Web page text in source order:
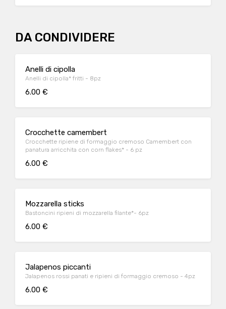
DA CONDIVIDERE
Anelli di cipolla
Anelli di cipolla* fritti - 8pz
6.00 €
Crocchette camembert
Crocchette ripiene di formaggio cremoso Camembert con
panatura arricchita con corn flakes* - 6 pz
6.00 €
Mozzarella sticks
Bastoncini ripieni di mozzarella filante*- 6pz
6.00 €
Jalapenos piccanti
Jalapenos rossi panati e ripieni di formaggio cremoso - 4pz
6.00 €